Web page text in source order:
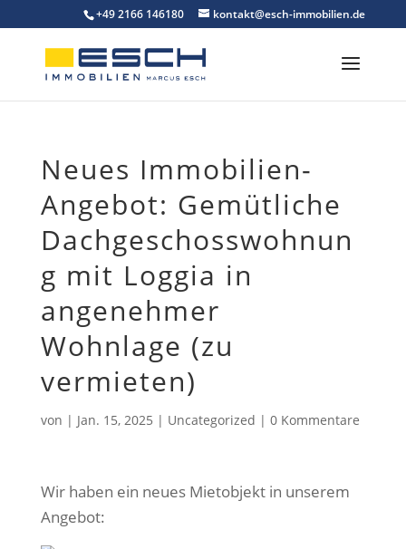
to
content
+49 2166 146180 kontakt@esch-immobilien.de
Neues Immobilien-
Angebot: Gemütliche
Dachgeschosswohnun
g mit Loggia in
angenehmer
Wohnlage (zu
vermieten)
von | Jan. 15, 2025 | Uncategorized | 0 Kommentare
Wir haben ein neues Mietobjekt in unserem
Angebot: